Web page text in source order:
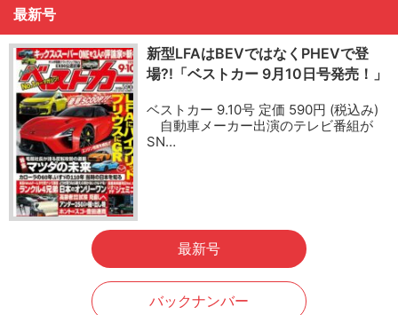
最新号
新型LFAはBEVではなくPHEVで登
場?!「ベストカー 9月10日号発売！」
ベストカー 9.10号 定価 590円 (税込み)
自動車メーカー出演のテレビ番組が
SN…
最新号
バックナンバー